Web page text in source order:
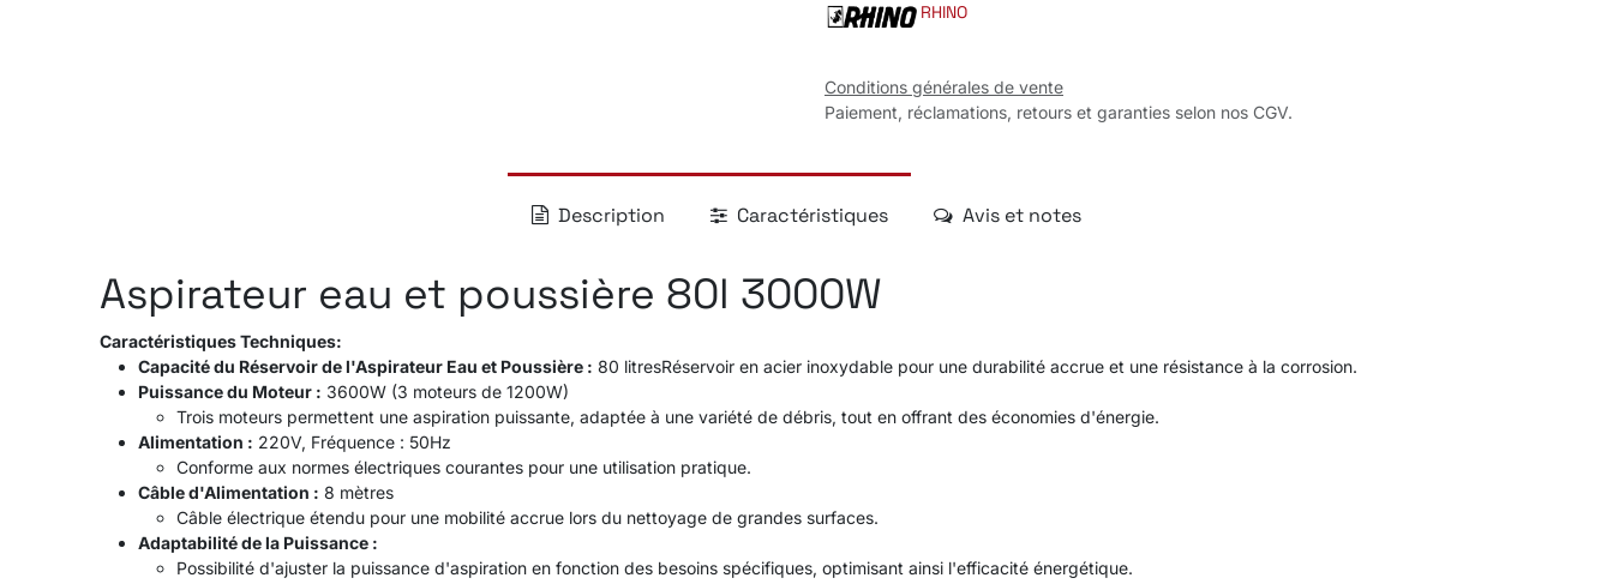
RHINO
Conditions générales de vente
Paiement, réclamations, retours et garanties selon nos CGV.
Description Caractéristiques Avis et notes
Aspirateur eau et poussière 80l 3000W
Caractéristiques Techniques:
Capacité du Réservoir de l'Aspirateur Eau et Poussière : 80 litresRéservoir en acier inoxydable pour une durabilité accrue et une résistance à la corrosion.
Puissance du Moteur : 3600W (3 moteurs de 1200W)
Trois moteurs permettent une aspiration puissante, adaptée à une variété de débris, tout en offrant des économies d'énergie.
Alimentation : 220V, Fréquence : 50Hz
Conforme aux normes électriques courantes pour une utilisation pratique.
Câble d'Alimentation : 8 mètres
Câble électrique étendu pour une mobilité accrue lors du nettoyage de grandes surfaces.
Adaptabilité de la Puissance :
Possibilité d'ajuster la puissance d'aspiration en fonction des besoins spécifiques, optimisant ainsi l'efficacité énergétique.